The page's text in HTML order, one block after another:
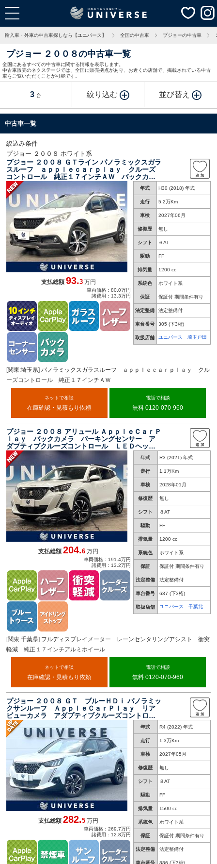
輸入車・外車の中古車探しなら【ユニバース】 全国の中古車 プジョーの中古車
プジョー ２００８の中古車一覧
全国にあるすべての中古車に関する情報を表示します。
中古車販売のネクステージでは、全国に販売拠点があり、お近くの店舗で、掲載されている中古
車をご覧いただくことが可能です。
3 台 絞り込む 並び替え
中古車一覧
絞込み条件
プジョー ２００８ ホワイト系
プジョー ２００８ ＧＴライン パノラミックスガラ
スルーフ ａｐｐｌｅｃａｒｐｌａｙ クルーズ
コントロール 純正１７インチＡＷ バックカメ
ラ ハーフレザーシート ディスプレイオーディ
オ クリアランスソナー デュアルオートエアコ
ン
年式 H30 (2018) 年式
走行 5.2万Km
車検 2027年06月
修復歴 無し
シフト ６AT
駆動 FF
排気量 1200 cc
系統色 ホワイト系
保証 保証付 期間条件有り
法定整備 法定整備付
車台番号 305 (下3桁)
取扱店舗 ユニバース 埼玉戸田
支払総額93.3 万円
車両価格：80.0万円
諸費用：13.3万円
[関東:埼玉県] パノラミックスガラスルーフ ａｐｐｌｅｃａｒｐｌａｙ クル
ーズコントロール 純正１７インチＡＷ
ネットで相談
在庫確認・見積もり依頼
電話で相談
無料 0120-070-960
プジョー ２００８ アリュール ＡｐｐｌｅＣａｒＰ
ｌａｙ バックカメラ パーキングセンサー ア
ダプティブクルーズコントロール ＬＥＤヘッド
ランプ スマートキーシステム パドルシフト
ＥＴＣ ハーフレザー ワンオーナー
年式 R3 (2021) 年式
走行 1.1万Km
車検 2028年01月
修復歴 無し
シフト ８AT
駆動 FF
排気量 1200 cc
系統色 ホワイト系
保証 保証付 期間条件有り
法定整備 法定整備付
車台番号 637 (下3桁)
取扱店舗 ユニバース 千葉北
支払総額204.6 万円
車両価格：191.4万円
諸費用：13.2万円
[関東:千葉県] フルディスプレイメーター レーンセンタリングアシスト 衝突
軽減 純正１７インチアルミホイール
ネットで相談
在庫確認・見積もり依頼
電話で相談
無料 0120-070-960
プジョー ２００８ ＧＴ ブルーＨＤｉ パノラミッ
クサンルーフ ＡｐｐｌｅＣａｒＰｌａｙ リア
ビューカメラ アダプティブクルーズコントロー
ル シートヒーター ハーフレザー 純正１７イ
ンチＡＷ ＬＥＤヘッドランプ ＥＴＣ 禁煙車
年式 R4 (2022) 年式
走行 1.3万Km
車検 2027年05月
修復歴 無し
シフト ８AT
駆動 FF
排気量 1500 cc
系統色 ホワイト系
保証 保証付 期間条件有り
法定整備 法定整備付
車台番号 886 (下3桁)
支払総額282.5 万円
車両価格：269.7万円
諸費用：12.8万円